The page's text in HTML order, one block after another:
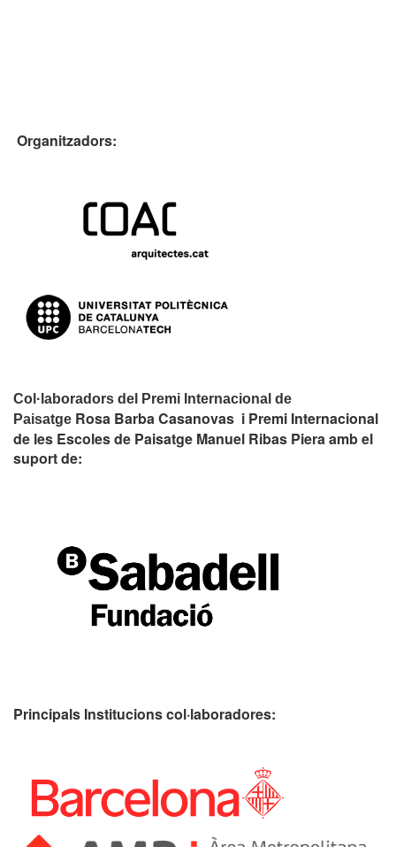
Organitzadors:
Col·laboradors del Premi Internacional de
Paisatge Rosa Barba Casanovas i Premi Internacional
de les Escoles de Paisatge Manuel Ribas Piera amb el
suport de:
Principals Institucionscol·laboradores: